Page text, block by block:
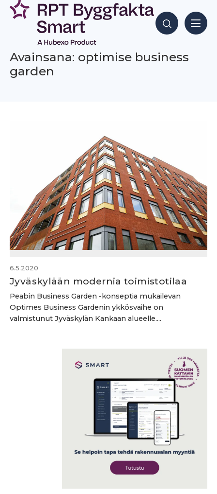
Siirry
sisältöön
Hae sisältöjä
Avainsana: optimise business
garden
6.5.2020
Jyväskylään modernia toimistotilaa
Peabin Business Garden -konseptia mukailevan
Optimes Business Gardenin ykkösvaihe on
valmistunut Jyväskylän Kankaan alueelle....